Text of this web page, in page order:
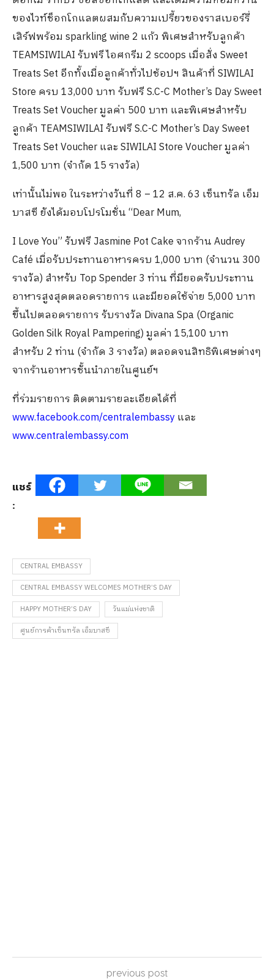
ของไวท์ช็อกโกแลตผสมกับความเปรี้ยวของราสเบอร์รี่
เสิร์ฟพร้อม sparkling wine 2 แก้ว พิเศษสำหรับลูกค้า
TEAMSIWILAI รับฟรี ไอศกรีม 2 scoops เมื่อสั่ง Sweet
Treats Set อีกทั้งเมื่อลูกค้าทั่วไปช้อปฯ สินค้าที่ SIWILAI
Store ครบ 13,000 บาท รับฟรี S.C-C Mother’s Day Sweet
Treats Set Voucher มูลค่า 500 บาท และพิเศษสำหรับ
ลูกค้า TEAMSIWILAI รับฟรี S.C-C Mother’s Day Sweet
Treats Set Voucher และ SIWILAI Store Voucher มูลค่า
1,500 บาท (จำกัด 15 รางวัล)
เท่านั้นไม่พอ ในระหว่างวันที่ 8 – 12 ส.ค. 63 เซ็นทรัล เอ็ม
บาสซี ยังได้มอบโปรโมชั่น “Dear Mum,
I Love You” รับฟรี Jasmine Pot Cake จากร้าน Audrey
Café เมื่อรับประทานอาหารครบ 1,000 บาท (จำนวน 300
รางวัล) สำหรับ Top Spender 3 ท่าน ที่มียอดรับประทาน
อาหารสูงสุดตลอดรายการ และมียอดใช้จ่าย 5,000 บาท
ขึ้นไปตลอดรายการ รับรางวัล Divana Spa (Organic
Golden Silk Royal Pampering) มูลค่า 15,100 บาท
สำหรับ 2 ท่าน (จำกัด 3 รางวัล) ตลอดจนสิทธิพิเศษต่างๆ
จากร้านอาหารชั้นนำภายในศูนย์ฯ
ที่ร่วมรายการ ติดตามรายละเอียดได้ที่
www.facebook.com/centralembassyและ
www.centralembassy.com
แชร์
:
CENTRAL EMBASSY
CENTRAL EMBASSY WELCOMES MOTHER’S DAY
HAPPY MOTHER’S DAY
วันแม่แห่งชาติ
ศูนย์การค้าเซ็นทรัล เอ็มบาสซี
previous post